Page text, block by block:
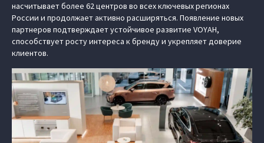
насчитывает более 62 центров во всех ключевых регионах
России и продолжает активно расширяться. Появление новых
партнеров подтверждает устойчивое развитие VOYAH,
способствует росту интереса к бренду и укрепляет доверие
клиентов.